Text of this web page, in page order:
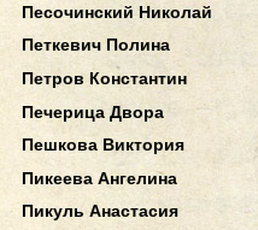
Песочинский Николай
Петкевич Полина
Петров Константин
Печерица Двора
Пешкова Виктория
Пикеева Ангелина
Пикуль Анастасия